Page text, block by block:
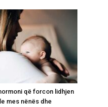
që forcon lidhjen
mes nënës dhe